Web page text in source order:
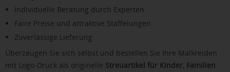
Individuelle Beratung durch Experten
Faire Preise und attraktive Staffelungen
Zuverlässige Lieferung
Überzeugen Sie sich selbst und bestellen Sie Ihre Malkreiden
mit Logo-Druck als originelle Streuartikel für Kinder, Familien